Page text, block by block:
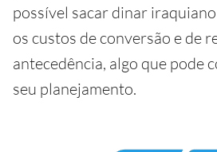
possível sacar dinar
os custos de conversão e de
antecedência, algo que pode
seu planejamento.